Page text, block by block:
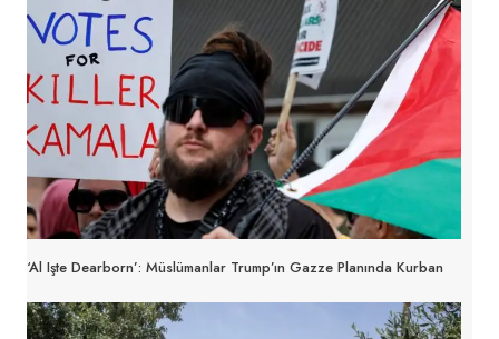
‘Al Işte Dearborn’: Müslümanlar Trump’ın Gazze Planında Kurban